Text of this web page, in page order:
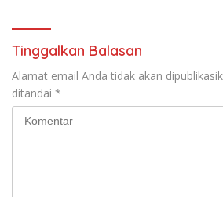
Tinggalkan Balasan
Alamat email Anda tidak akan
ditandai *